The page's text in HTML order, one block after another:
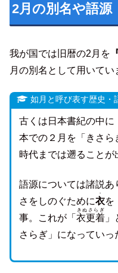
2月の別名や語源
我が国では旧暦の2月を
月の別名として用いてい
如月と呼び表す歴史・
古くは日本書紀の中に
本での２月を「きさら
時代までは遡ることが
語源については諸説あ
さをしのぐために衣
・
を
事。これが「 衣更着
きぬさらぎ
」
さらぎ」になっていっ